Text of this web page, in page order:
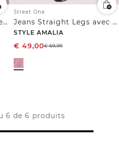
Mid Waist Tapered Leg Jeans en Loose Fit
Street One
Jeans Straight Legs avec détail d'ourlet
STYLE AMALIA
€ 49,00€69,99
6 de 6 produits